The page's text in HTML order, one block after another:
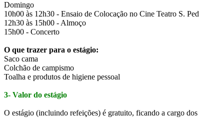
Domingo
10h00 às 12h30 - Ensaio de Colocação no Cine Teatro S.
12h30 às 15h00 - Almoço
15h00 - Concerto
O que trazer para o estágio:
Saco cama
Colchão de campismo
Toalha e produtos de higiene pessoal
3- Valor do estágio
O estágio (incluindo refeições) é gratuito, ficando a cargo dos